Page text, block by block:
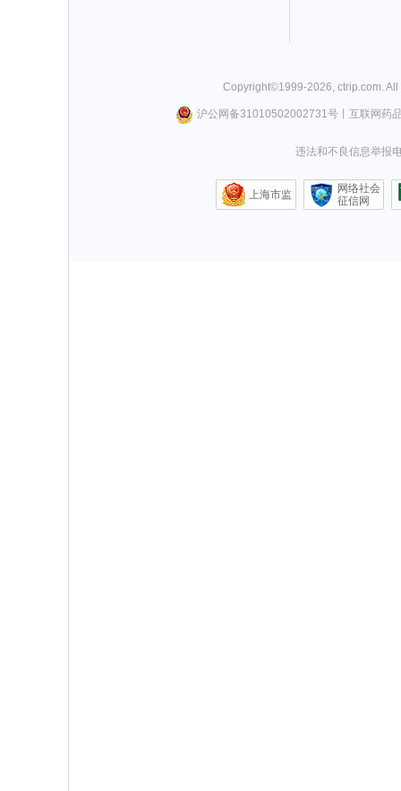
Copyright©1999-2026 ctrip.com .
沪公网备31010502002731号丨 互联网药
违法和不良信息举报
上海市监
网络社会
征信网